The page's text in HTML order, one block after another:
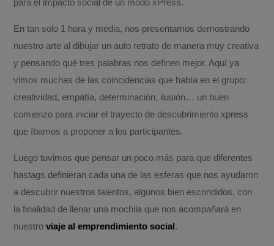
para el impacto social de un modo xPress.
En tan solo 1 hora y media, nos presentamos demostrando
nuestro arte al dibujar un auto retrato de manera muy creativa
y pensando qué tres palabras nos definen mejor. Aquí ya
vimos muchas de las coincidencias que había en el grupo:
creatividad, empatía, determinación, ilusión… un buen
comienzo para iniciar el trayecto de descubrimiento xpress
que íbamos a proponer a los participantes.
Luego tuvimos que pensar un poco más para que diferentes
hastags definieran cada una de las esferas que nos ayudaron
a descubrir nuestros talentos, algunos bien escondidos, con
la finalidad de llenar una mochila que nos acompañará en
nuestroviaje al emprendimiento social.